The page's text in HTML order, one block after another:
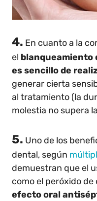
4. En cuanto a la
el blanqueamiento
es sencillo de
generar cierta
al tratamiento (la
molestia no supera
5. Uno de los
dental, según
demuestran que el
como el peróxido de
efecto oral